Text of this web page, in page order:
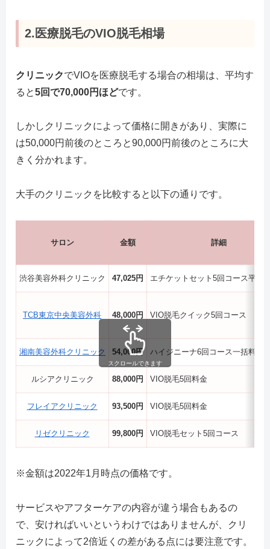
2.医療脱毛のVIO脱毛相場
クリニックでVIOを医療脱毛する場合の相場は、平均す
ると5回で70,000円ほどです。
しかしクリニックによって価格に開きがあり、実際に
は50,000円前後のところと90,000円前後のところに大
きく分かれます。
大手のクリニックを比較すると以下の通りです。
サロン 金額 詳細
渋谷美容外科クリニック 47,025円 エチケットセット5回コース平日
TCB東京中央美容外科 48,000円 VIO脱毛クイック5回コース
湘南美容外科クリニック 54,000円 ハイジニーナ6回コース一括料金
ルシアクリニック 88,000円 VIO脱毛5回料金
フレイアクリニック 93,500円 VIO脱毛5回料金
リゼクリニック 99,800円 VIO脱毛セット5回コース
スクロールできます
※金額は2022年1月時点の価格です。
サービスやアフターケアの内容が違う場合もあるの
で、安ければいいというわけではありませんが、クリ
ニックによって2倍近くの差がある点には要注意です。